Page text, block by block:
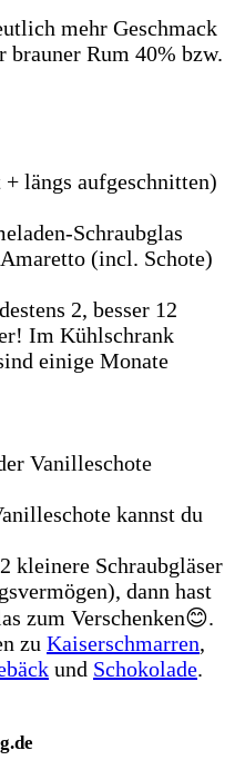
mehr Geschmack
brauner Rum 40% bzw.
längs aufgeschnitten)
Schraubglas
(incl. Schote)
2, besser 12
Im Kühlschrank
einige Monate
Vanilleschote
kannst du
kleinere Schraubgläser
dann hast
zum Verschenken😊.
zu Kaiserschmarren,
und Schokolade.